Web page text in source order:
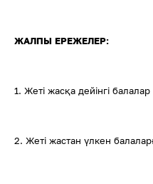
ЖАЛПЫ ЕРЕЖЕЛЕР:
1. Жеті жасқа дейінгі
2. Жеті жастан үлкен